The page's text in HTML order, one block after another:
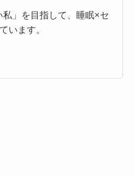
私」を目指して、睡眠×セ
います。